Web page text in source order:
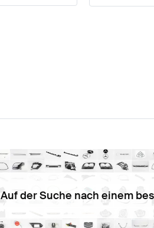
Auf der Suche nach einem